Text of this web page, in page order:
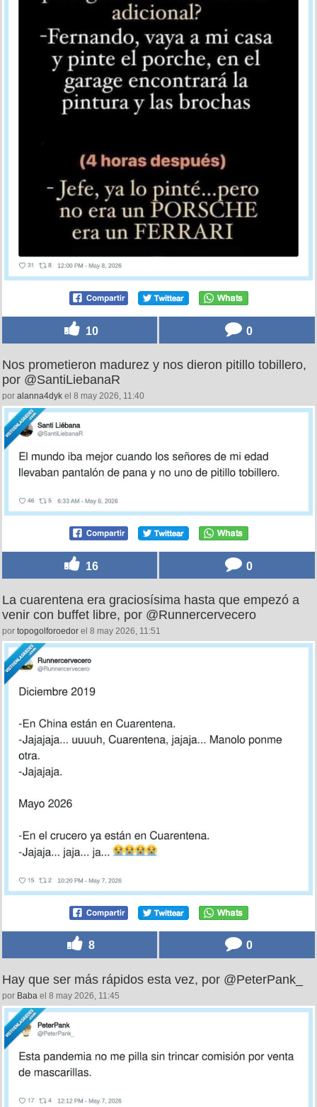
10 0
Nos prometieron madurez y nos dieron pitillo tobillero,
por @SantiLiebanaR
por alanna4dyk el 8 may 2026, 11:40
16 0
La cuarentena era graciosísima hasta que empezó a
venir con buffet libre, por @Runnercervecero
por topogolforoedor el 8 may 2026, 11:51
8 0
Hay que ser más rápidos esta vez, por @PeterPank_
por Baba el 8 may 2026, 11:45